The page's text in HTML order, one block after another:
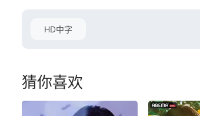
HD中字
猜你喜欢